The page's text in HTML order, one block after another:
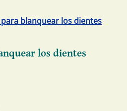
blanquear los dientes
los dientes